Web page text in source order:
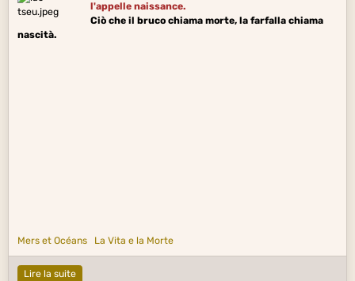
l'appelle naissance.
Ciò che il bruco chiama morte, la farfalla chiama
nascità.
Mers et Océans La Vita e la Morte
Lire la suite